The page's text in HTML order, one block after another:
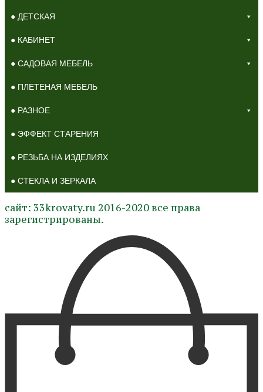
● ДЕТСКАЯ
● КАБИНЕТ
● САДОВАЯ МЕБЕЛЬ
● ПЛЕТЕНАЯ МЕБЕЛЬ
● РАЗНОЕ
● ЭФФЕКТ СТАРЕНИЯ
● РЕЗЬБА НА ИЗДЕЛИЯХ
● СТЕКЛА И ЗЕРКАЛА
сайт: 33krovaty.ru 2016-2020 все права
зарегистрированы.